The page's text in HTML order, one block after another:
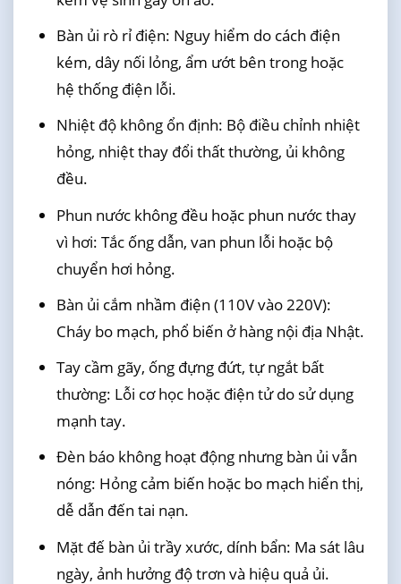
Bàn ủi rò rỉ điện: Nguy hiểm do cách điện
kém, dây nối lỏng, ẩm ướt bên trong hoặc
hệ thống điện lỗi.
Nhiệt độ không ổn định: Bộ điều chỉnh nhiệt
hỏng, nhiệt thay đổi thất thường, ủi không
đều.
Phun nước không đều hoặc phun nước thay
vì hơi: Tắc ống dẫn, van phun lỗi hoặc bộ
chuyển hơi hỏng.
Bàn ủi cắm nhầm điện (110V vào 220V):
Cháy bo mạch, phổ biến ở hàng nội địa Nhật.
Tay cầm gãy, ống đựng đứt, tự ngắt bất
thường: Lỗi cơ học hoặc điện tử do sử dụng
mạnh tay.
Đèn báo không hoạt động nhưng bàn ủi vẫn
nóng: Hỏng cảm biến hoặc bo mạch hiển thị,
dễ dẫn đến tai nạn.
Mặt đế bàn ủi trầy xước, dính bẩn: Ma sát lâu
ngày, ảnh hưởng độ trơn và hiệu quả ủi.